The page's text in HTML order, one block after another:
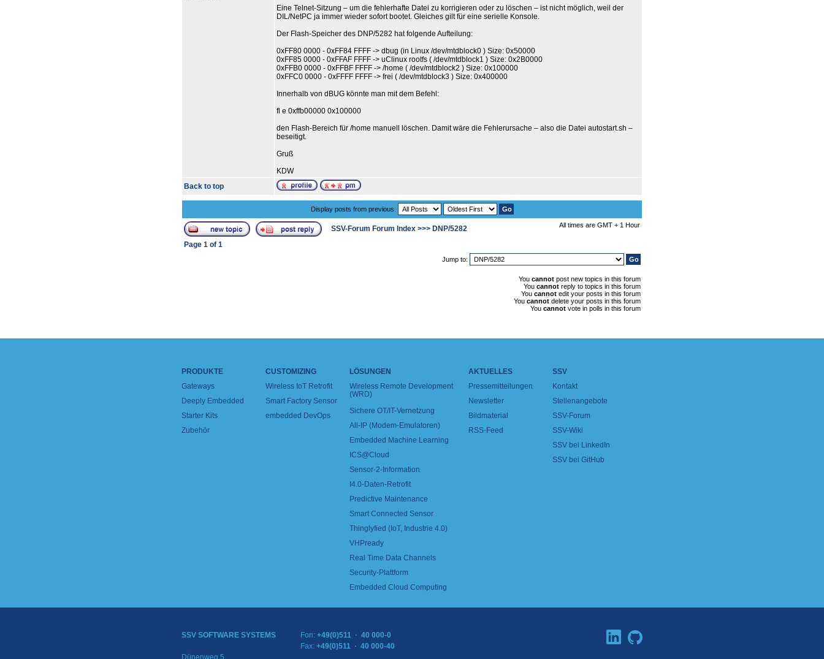
Eine Telnet-Sitzung – um die fehlerhafte Datei zu korrigieren oder zu löschen – ist nicht möglich, weil der
DIL/NetPC ja immer wieder sofort bootet. Gleiches gilt für eine serielle Konsole.
Der Flash-Speicher des DNP/5282 hat folgende Aufteilung:
0xFF80 0000 - 0xFF84 FFFF -> dbug (in Linux /dev/mtdblock0 ) Size: 0x50000
0xFF85 0000 - 0xFFAF FFFF -> uClinux rootfs ( /dev/mtdblock1 ) Size: 0x2B0000
0xFFB0 0000 - 0xFFBF FFFF -> /home ( /dev/mtdblock2 ) Size: 0x100000
0xFFC0 0000 - 0xFFFF FFFF -> frei ( /dev/mtdblock3 ) Size: 0x400000
Innerhalb von dBUG könnte man mit dem Befehl:
fl e 0xffb00000 0x100000
den Flash-Bereich für /home manuell löschen. Damit wäre die Fehlerursache – also die Datei autostart.sh –
beseitigt.
Gruß
KDW
Back to top
Display posts from previous:
SSV-Forum Forum Index >>> DNP/5282 All times are GMT + 1 Hour
Page 1 of 1
Jump to:
You cannot post new topics in this forum
You cannot reply to topics in this forum
You cannot edit your posts in this forum
You cannot delete your posts in this forum
You cannot vote in polls in this forum
PRODUKTE
Gateways
Deeply Embedded
Starter Kits
Zubehör
CUSTOMIZING
Wireless IoT Retrofit
Smart Factory Sensor
embedded DevOps
LÖSUNGEN
Wireless Remote Development
(WRD)
Sichere OT/IT-Vernetzung
All-IP (Modem-Emulatoren)
Embedded Machine Learning
ICS@Cloud
Sensor-2-Information
I4.0-Daten-Retrofit
Predictive Maintenance
Smart Connected Sensor
Thinglyfied (IoT, Industrie 4.0)
VHPready
Real Time Data Channels
Security-Plattform
Embedded Cloud Computing
AKTUELLES
Pressemitteilungen
Newsletter
Bildmaterial
RSS-Feed
SSV
Kontakt
Stellenangebote
SSV-Forum
SSV-Wiki
SSV bei LinkedIn
SSV bei GitHub
SSV SOFTWARE SYSTEMS
Dünenweg 5
Fon: +49(0)511 · 40 000-0
Fax: +49(0)511 · 40 000-40